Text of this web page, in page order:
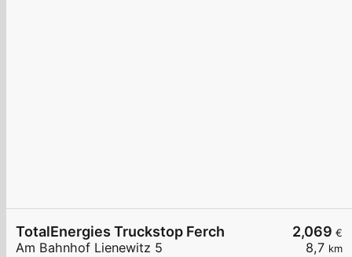
2,069 €
8,7 km
TotalEnergies Truckstop Ferch
Am Bahnhof Lienewitz 5